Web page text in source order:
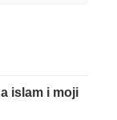
islam i moji